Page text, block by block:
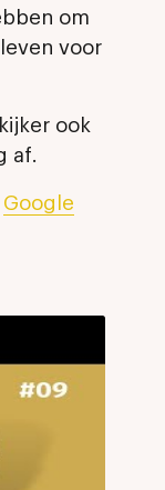
om
voor
ook
af.
Google